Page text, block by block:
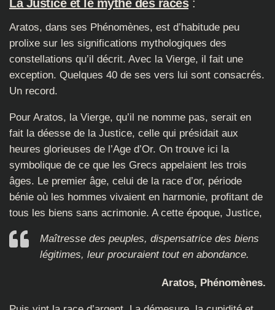
La Justice et le mythe des races:
Aratos, dans ses Phénomènes, est d’habitude peu
prolixe sur les significations mythologiques des
constellations qu’il décrit. Avec la Vierge, il fait une
exception. Quelques 40 de ses vers lui sont consacrés.
Un record.
Pour Aratos, la Vierge, qu’il ne nomme pas, serait en
fait la déesse de la Justice, celle qui présidait aux
heures glorieuses de l’Age d’Or. On trouve ici la
symbolique de ce que les Grecs appelaient les trois
âges. Le premier âge, celui de la race d’or, période
bénie où les hommes vivaient en harmonie, profitant de
tous les biens sans acrimonie. A cette époque, Justice,
Maîtresse des peuples, dispensatrice des biens
légitimes, leur procuraient tout en abondance.
Aratos, Phénomènes.